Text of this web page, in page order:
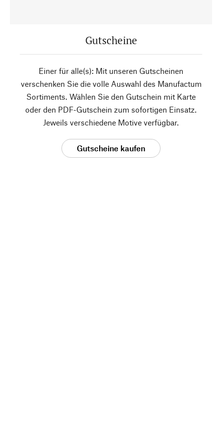
Gutscheine
Einer für alle(s): Mit unseren Gutscheinen
verschenken Sie die volle Auswahl des Manufactum
Sortiments. Wählen Sie den Gutschein mit Karte
oder den PDF-Gutschein zum sofortigen Einsatz.
Jeweils verschiedene Motive verfügbar.
Gutscheine kaufen